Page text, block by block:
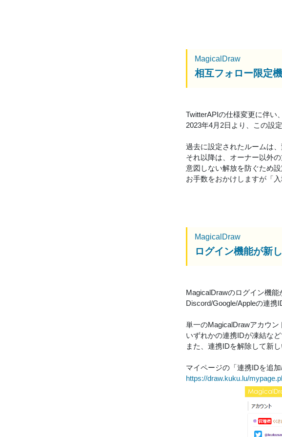
MagicalDraw
相互フォロー限定
TwitterAPIの仕様変更に伴い
2023年4月2日より、この設
過去に設定されたルームは
それ以降は、オーナー以外
意図しない解放を防ぐため
お手数をおかけしますが「
MagicalDraw
ログイン機能が新
MagicalDrawのログイン機能
Discord/Google/Appleの連携
単一のMagicalDrawアカウン
いずれかの連携IDが凍結な
また、連携IDを解除して新
マイページの「連携IDを追
https://draw.kuku.lu/